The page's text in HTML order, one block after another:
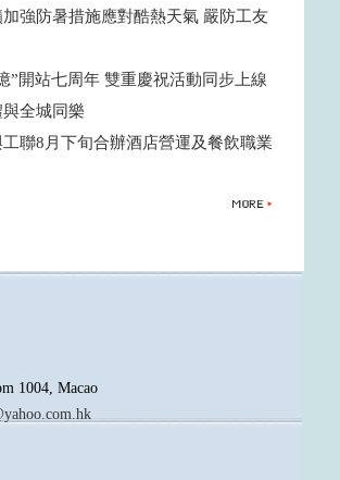
強防暑措施應對酷熱天氣 嚴防工友
”開站七周年 雙重慶祝活動同步上線
全城同樂
聯8月下旬合辦酒店營運及餐飲職業
1004, Macao